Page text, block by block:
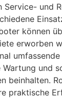
Service- und
können
erworben
und
beinhalten.
praktische